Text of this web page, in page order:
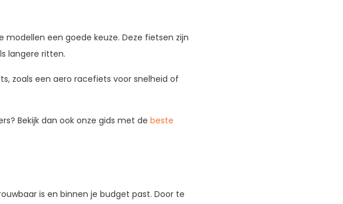
een goede keuze. Deze fietsen zijn
langere ritten.
zoals een aero racefiets voor snelheid of
Bekijk dan ook onze gids met debeste
is en binnen je budget past. Door te